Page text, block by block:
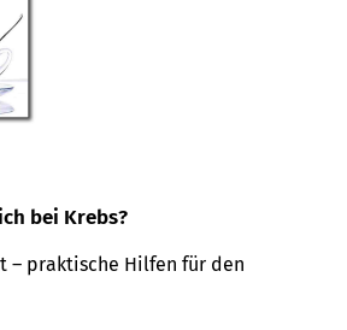
bei Krebs?
– praktische Hilfen für den